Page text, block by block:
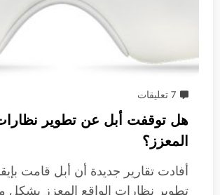
7 تعليقات
هل توقفت أبل عن تطوير
المعزز؟
أفادت تقارير جديدة أن أبل قامت
تطوير نظارات الواقع المعزز